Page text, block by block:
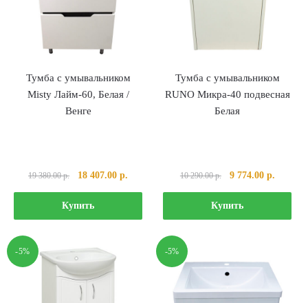
Тумба с умывальником
Misty Лайм-60, Белая /
Венге
19 380.00р.
Первоначальная
цена
составляла
19
18 407.00р.
цена:
407.00 р..
Купить
Тумба с умывальником
RUNO Микра-40 подвесная
Белая
10 290.00р.
Первоначальная
цена
составляла
10
9 774.00 р.
цена:
774.00
Купить
-5% -5%